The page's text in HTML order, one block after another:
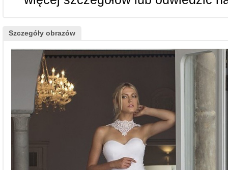
Szczegóły obrazów